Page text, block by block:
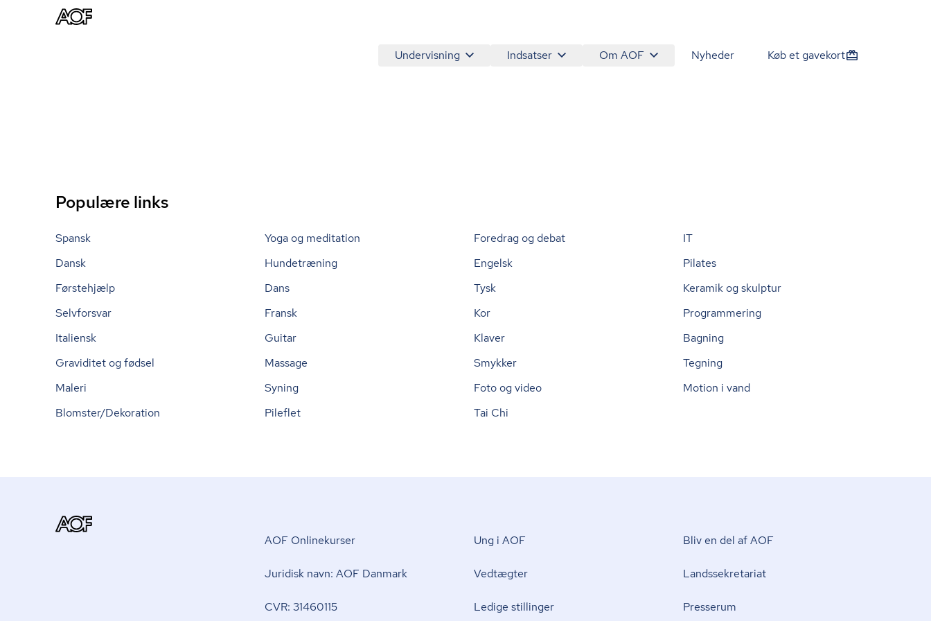
Undervisning Indsatser Om AOF Nyheder Køb et gavekort
Populære links
Spansk Yoga og meditation Foredrag og debat
IT
Dansk
Hundetræning Engelsk
Pilates
Førstehjælp
Dans Tysk
Keramik og skulptur
Selvforsvar
Fransk Kor
Programmering
Italiensk
Guitar Klaver
Bagning
Graviditet og fødsel
Massage Smykker
Tegning
Maleri
Syning Foto og video
Motion i vand
Blomster/Dekoration
Pileflet Tai Chi
AOF Onlinekurser
Juridisk navn: AOF Danmark
CVR: 31460115
Ung i AOF
Vedtægter
Ledige stillinger
Bliv en del af AOF
Lands­se­kre­ta­ri­at
Presserum